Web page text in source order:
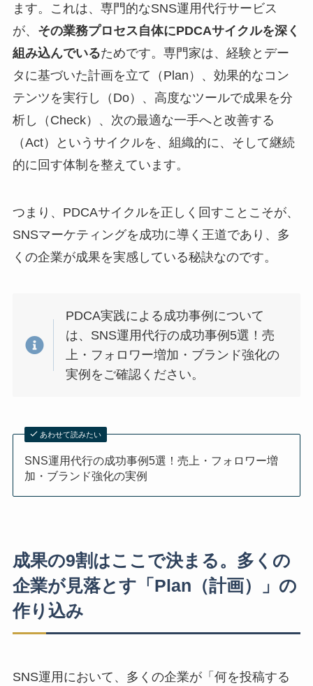
ます。これは、専門的なSNS運用代行サービス
が、 その業務プロセス自体にPDCAサイクルを深く
組み込んでいるためです。専門家は、経験とデー
タに基づいた計画を立て（Plan）、効果的なコン
テンツを実行し（Do）、高度なツールで成果を分
析し（Check）、次の最適な一手へと改善する
（Act）というサイクルを、組織的に、そして継続
的に回す体制を整えています。
つまり、PDCAサイクルを正しく回すことこそが、
SNSマーケティングを成功に導く王道であり、多
くの企業が成果を実感している秘訣なのです。
PDCA実践による成功事例について
は、SNS運用代行の成功事例5選！売
上・フォロワー増加・ブランド強化の
実例をご確認ください。
あわせて読みたい
SNS運用代行の成功事例5選！売上・フォロワー増
加・ブランド強化の実例
成果の9割はここで決まる。多くの
企業が見落とす「Plan（計画）」の
作り込み
SNS運用において、多くの企業が「何を投稿する